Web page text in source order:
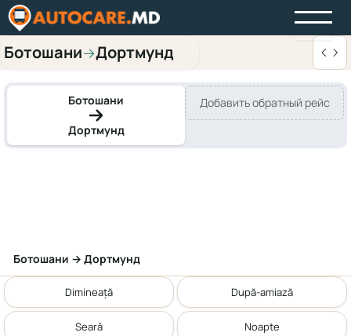
Ботошани→Дортмунд
Ботошани
Дортмунд
Добавить обратный рейс
Ботошани → Дортмунд
Dimineață După-amiază
Seară Noapte